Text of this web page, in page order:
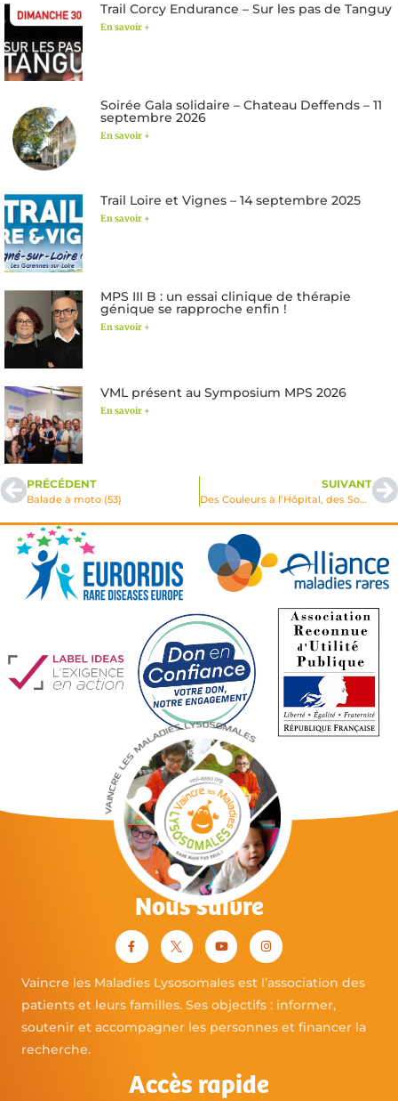
Trail Corcy Endurance – Sur les pas de Tanguy
En savoir +
Soirée Gala solidaire – Chateau Deffends – 11
septembre 2026
En savoir +
Trail Loire et Vignes – 14 septembre 2025
En savoir +
MPS III B : un essai clinique de thérapie
génique se rapproche enfin !
En savoir +
VML présent au Symposium MPS 2026
En savoir +
PRÉCÉDENT
Balade à moto (53)
SUIVANT
Des Couleurs à l’Hôpital, des Sourires aux Enfants
Nous suivre
Vaincre les Maladies Lysosomales est l’association des
patients et leurs familles. Ses objectifs : informer,
soutenir et accompagner les personnes et financer la
recherche.
Accès rapide